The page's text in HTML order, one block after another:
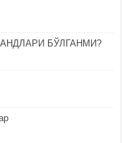
БЎЛГАНМИ?